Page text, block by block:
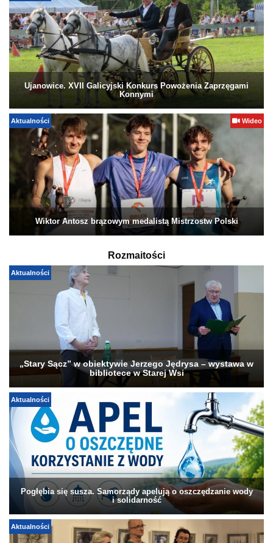
Ujanowice. XVII Galicyjski Konkurs Powożenia Zaprzęgami
Konnymi
Aktualności Wideo
Wiktor Antosz brązowym medalistą Mistrzostw Polski
Rozmaitości
Aktualności
„Stary Sącz” w obiektywie Jerzego Jędrysa – wystawa w
bibliotece w Starej Wsi
Aktualności
Pogłębia się susza. Samorządy apelują o oszczędzanie wody
i solidarność
Aktualności